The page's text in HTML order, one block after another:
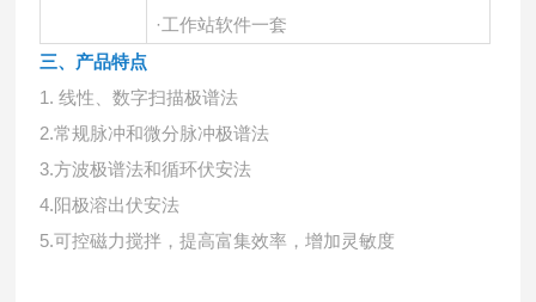
·工作站软件一套
三、产品特点
1. 线性、数字扫描极谱法
2.常规脉冲和微分脉冲极谱法
3.方波极谱法和循环伏安法
4.阳极溶出伏安法
5.可控磁力搅拌，提高富集效率，增加灵敏度